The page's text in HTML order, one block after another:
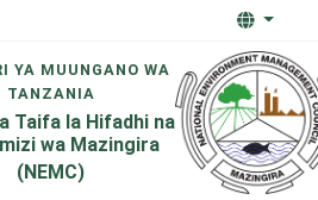
YA MUUNGANO WA
TANZANIA
Taifa la Hifadhi na
wa Mazingira
(NEMC)